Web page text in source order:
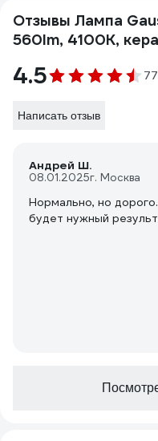
Отзывы Лампа
560lm, 4100K,
4.5
Написать отзыв
Андрей Ш.
08.01.2025г. Москва
Нормально, но
будет нужный